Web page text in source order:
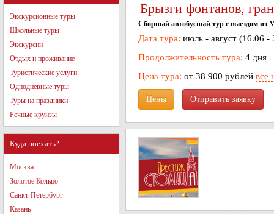
Экскурсионные туры
Школьные туры
Экскурсии
Отдых и проживание
Туристические услуги
Однодневные туры
Туры на праздники
Речные круизы
Куда поехать?
Москва
Золотое Кольцо
Санкт-Петербург
Казань
Брызги фонтанов,
Сборный автобусный тур с выездом из
Дата тура: июль - август (16.06 -
Продолжительность тура: 4 дня
Цена тура: от 38 900 рублей все
Цены